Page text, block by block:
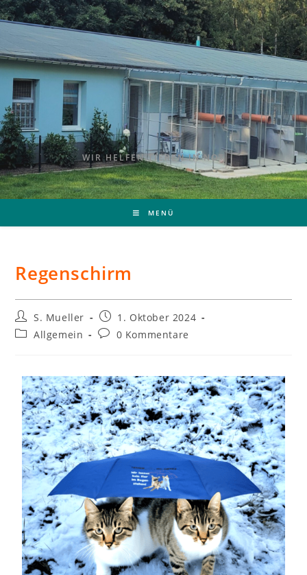
WIR HELFEN TIEREN IN NOT
MENÜ
Regenschirm
S. Mueller
1. Oktober 2024
Allgemein
0 Kommentare